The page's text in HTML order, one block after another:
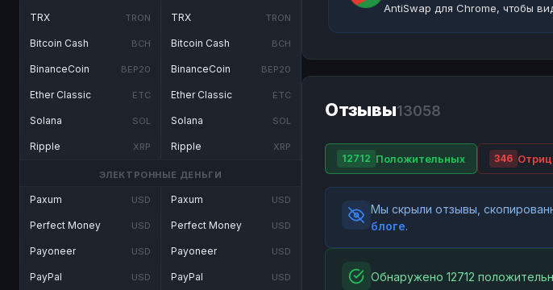
TRX TRON
Bitcoin Cash BCH
BinanceCoin BEP20
Ether Classic ETC
Solana SOL
Ripple XRP
TRX TRON
Bitcoin Cash BCH
BinanceCoin BEP20
Ether Classic ETC
Solana SOL
Ripple XRP
ЭЛЕКТРОННЫЕ ДЕНЬГИ
Paxum USD
Perfect Money USD
Payoneer USD
PayPal USD
Paxum USD
Perfect Money USD
Payoneer USD
PayPal USD
AntiSwap для Chrome, чтобы
Отзывы13058
12712 Положительных 346
Мы скрыли отзывы,
блоге.
Обнаружено 12712